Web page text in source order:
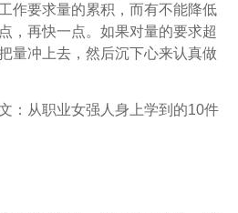
作要求量的累积，而有不能降低
，再快一点。如果对量的要求超
量冲上去，然后沉下心来认真做
：从职业女强人身上学到的10件